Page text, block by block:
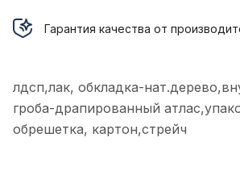
Гарантия качества от
лдсп,лак, обкладка-
гроба-драпированный
обрешетка, картон,стрейч